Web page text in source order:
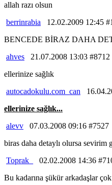
allah razı olsun
berrinrabia 12.02.2009 12:45
BENCEDE BİRAZ DAHA
ahves 21.07.2008 13:03 #8712
ellerinize sağlık
autocadokulu.com_can
ellerinize sağlık...
alevv 07.03.2008 09:16 #7527
biras daha detaylı olursa sevirim
Toprak_
02.02.2008 14:36
Bu kadarına şükür arkadaşlar